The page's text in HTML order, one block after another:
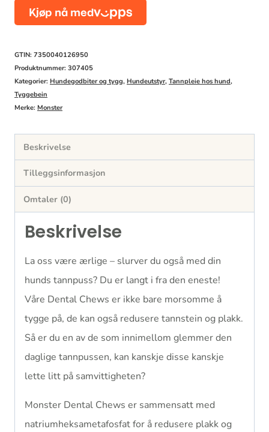
Chew
Large
Monthpack
antall
GTIN: 7350040126950
Produktnummer: 307405
Kategorier: Hundegodbiter og tygg, Hundeutstyr, Tannpleie hos hund,
Tyggebein
Merke: Monster
Beskrivelse
Tilleggsinformasjon
Omtaler (0)
Beskrivelse
La oss være ærlige – slurver du også med din
hunds tannpuss? Du er langt i fra den eneste!
Våre Dental Chews er ikke bare morsomme å
tygge på, de kan også redusere tannstein og plakk.
Så er du en av de som innimellom glemmer den
daglige tannpussen, kan kanskje disse kanskje
lette litt på samvittigheten?
Monster Dental Chews er sammensatt med
natriumheksametafosfat for å redusere plakk og